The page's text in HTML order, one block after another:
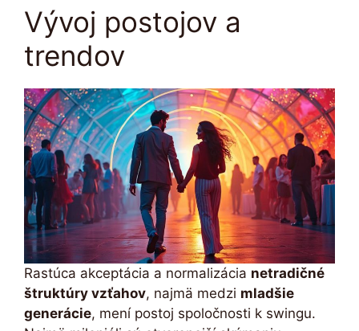
Vývoj postojov a
trendov
Rastúca akceptácia a normalizácia netradičné
štruktúry vzťahov, najmä medzi mladšie
generácie, mení postoj spoločnosti k swingu.